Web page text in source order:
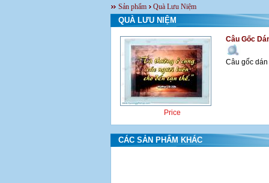
Sản phẩm Quà Lưu Niệm
QUÀ LƯU NIỆM
Price
Câu Gốc
Câu gốc
CÁC SẢN PHẨM KHÁC